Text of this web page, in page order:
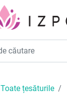
Toate țesăturile